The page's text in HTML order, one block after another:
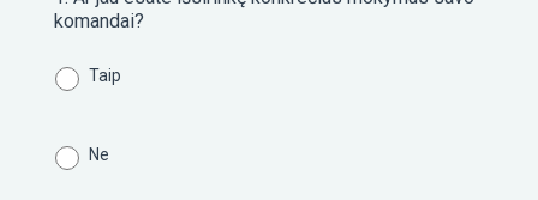
komandai?
Taip
Ne